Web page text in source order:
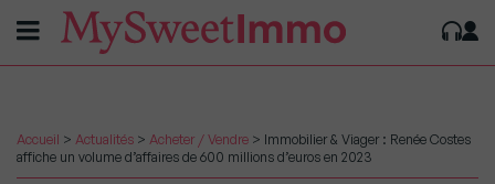
Accueil > Actualités > Acheter / Vendre > Immobilier & Viager : Renée Costes
affiche un volume d’affaires de 600 millions d’euros en 2023